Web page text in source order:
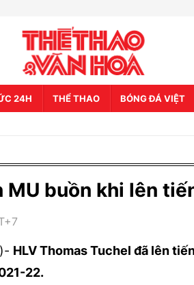
24H THỂ THAO BÓNG ĐÁ VIỆT
MU buồn khi lên
HLV Thomas Tuchel đã lên
22.